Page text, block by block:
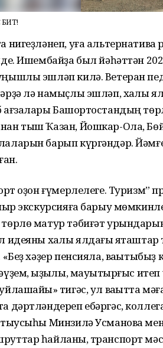
БИТ!
нигеҙләнеп, уға
Ишембайҙа был йәһәттән
эшләп килә. Ветеран
лә намыҫлы эшләп, хаҡлы
ағзалары Башҡортостандың
тыш Ҡазан, Йошкар-Ола,
барып күргәндәр.
оҙон ғүмерлелеге.
экскурсияға барыу
матур тәбиғәт
идеяны хаҡлы ялдағы яҡташтар
«Беҙ хәҙер пенсияла,
ҡыҙыҡлы, мауыҡтырғыс
тигәс, ул ваҡытта
дәртләндереп ебәргәс,
Минзилә Усманова
һайланыҡ, транспорт